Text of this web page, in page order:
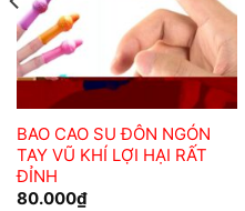
BAO CAO SU ĐÔN NGÓN
TAY VŨ KHÍ LỢI HẠI RẤT
ĐỈNH
80.000₫